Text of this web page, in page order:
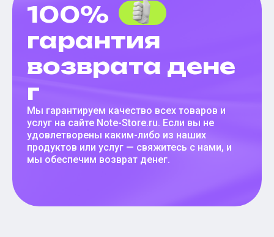
100%
гарантия
возврата дене
г
Мы гарантируем качество всех товаров и
услуг на сайте Note-Store.ru. Если вы не
удовлетворены каким-либо из наших
продуктов или услуг — свяжитесь с нами, и
мы обеспечим возврат денег.